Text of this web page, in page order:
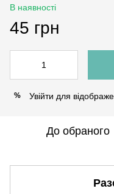
В наявності
45 грн
% Увійти для
До обраного